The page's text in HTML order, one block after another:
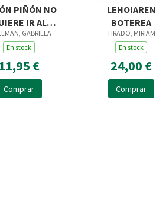
PIÑÓN NO
IR AL
DOCTORGABRIELA
En stock
11,95 €
Comprar
LEHOIAREN
BOTEREA
TIRADO, MIRIAM
En stock
24,00 €
Comprar